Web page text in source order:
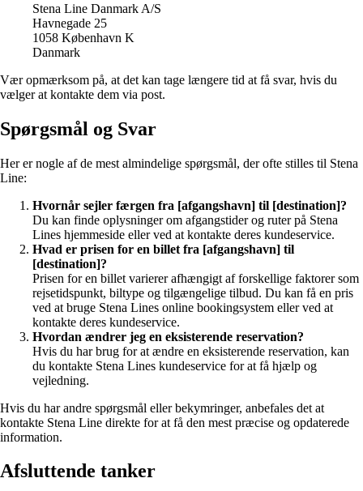
Stena Line Danmark A/S
Havnegade 25
1058 København K
Danmark
Vær opmærksom på, at det kan tage længere tid at få svar, hvis du
vælger at kontakte dem via post.
Spørgsmål og Svar
Her er nogle af de mest almindelige spørgsmål, der ofte stilles til Stena
Line:
Hvornår sejler færgen fra [afgangshavn] til [destination]?
Du kan finde oplysninger om afgangstider og ruter på Stena
Lines hjemmeside eller ved at kontakte deres kundeservice.
Hvad er prisen for en billet fra [afgangshavn] til
[destination]?
Prisen for en billet varierer afhængigt af forskellige faktorer som
rejsetidspunkt, biltype og tilgængelige tilbud. Du kan få en pris
ved at bruge Stena Lines online bookingsystem eller ved at
kontakte deres kundeservice.
Hvordan ændrer jeg en eksisterende reservation?
Hvis du har brug for at ændre en eksisterende reservation, kan
du kontakte Stena Lines kundeservice for at få hjælp og
vejledning.
Hvis du har andre spørgsmål eller bekymringer, anbefales det at
kontakte Stena Line direkte for at få den mest præcise og opdaterede
information.
Afsluttende tanker